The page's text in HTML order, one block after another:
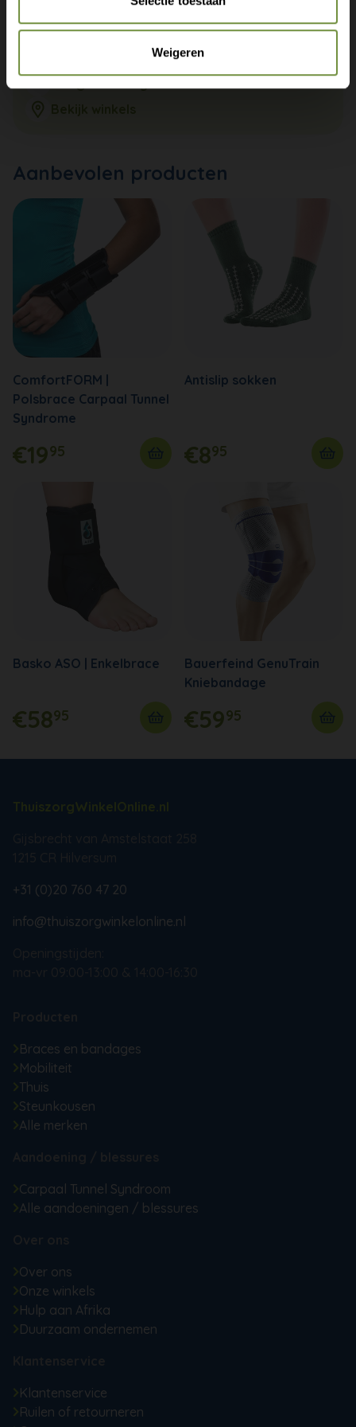
Weigeren
+31 (0)20 760 47 20
Aanbevolen producten
ComfortFORM |
Polsbrace Carpaal Tunnel
Syndrome
€1995
Antislip sokken
€895
Basko ASO | Enkelbrace
€5895
Bauerfeind GenuTrain
Kniebandage
€5995
+31 (0)20 760 47 20
info@thuiszorgwinkelonline.nl
Braces en bandages
Mobiliteit
Thuis
Steunkousen
Alle merken
Carpaal Tunnel Syndroom
Alle aandoeningen / blessures
Over ons
Onze winkels
Hulp aan Afrika
Duurzaam ondernemen
Klantenservice
Ruilen of retourneren